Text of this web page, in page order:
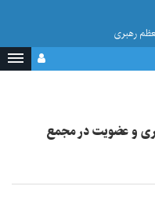
رهبری
و عضویت در مجمع